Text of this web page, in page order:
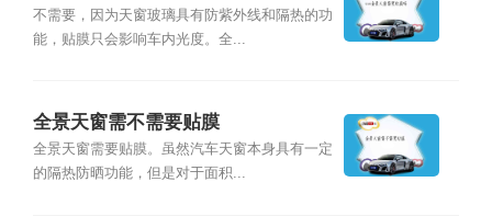
不需要，因为天窗玻璃具有防紫外线和隔热的功
能，贴膜只会影响车内光度。全...
全景天窗需不需要贴膜
全景天窗需要贴膜。虽然汽车天窗本身具有一定
的隔热防晒功能，但是对于面积...